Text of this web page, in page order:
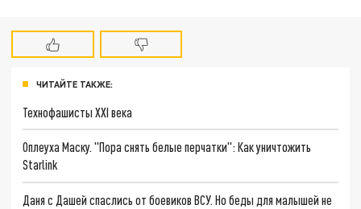
ЧИТАЙТЕ ТАКЖЕ:
Технофашисты XXI века
Оплеуха Маску. "Пора снять белые перчатки": Как уничтожить
Starlink
Даня с Дашей спаслись от боевиков ВСУ. Но беды для малышей не